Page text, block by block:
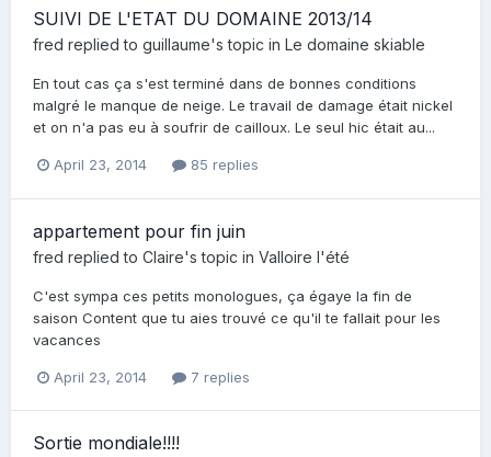
SUIVI DE L'ETAT DU DOMAINE 2013/14
fred replied to guillaume's topic in Le domaine skiable
En tout cas ça s'est terminé dans de bonnes conditions
malgré le manque de neige. Le travail de damage était nickel
et on n'a pas eu à soufrir de cailloux. Le seul hic était au...
April 23, 2014 85 replies
appartement pour fin juin
fred replied to Claire's topic in Valloire l'été
C'est sympa ces petits monologues, ça égaye la fin de
saison Content que tu aies trouvé ce qu'il te fallait pour les
vacances
April 23, 2014 7 replies
Sortie mondiale!!!!